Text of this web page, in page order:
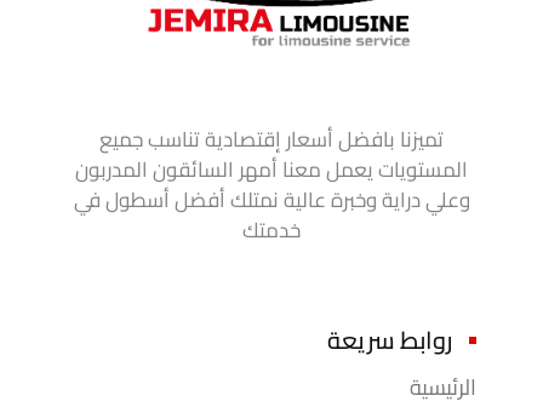
تميزنا بافضل أسعار إقتصادية تناسب جميع
المستويات يعمل معنا أمهر السائقون المدربون
وعلي دراية وخبرة عالية نمتلك أفضل أسطول في
خدمتك
روابط سريعة
الرئيسية